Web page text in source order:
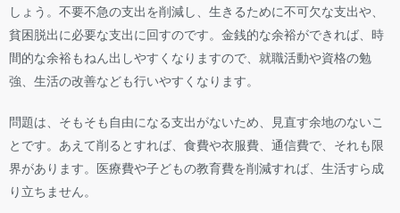
しょう。不要不急の支出を削減し、生きるために不可欠な支出や、
貧困脱出に必要な支出に回すのです。金銭的な余裕ができれば、時
間的な余裕もねん出しやすくなりますので、就職活動や資格の勉
強、生活の改善なども行いやすくなります。
問題は、そもそも自由になる支出がないため、見直す余地のないこ
とです。あえて削るとすれば、食費や衣服費、通信費で、それも限
界があります。医療費や子どもの教育費を削減すれば、生活すら成
り立ちません。